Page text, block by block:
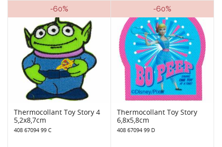
-60%
Thermocollant Toy Story 4
5,2x8,7cm
408 67094 99 C
-60%
Thermocollant Toy Story
6,8x5,8cm
408 67094 99 D